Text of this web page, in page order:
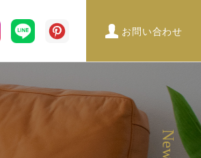
お問い合わせ
News